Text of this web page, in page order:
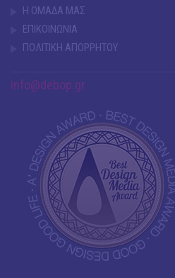
Η ΟΜΑΔΑ ΜΑΣ
ΕΠΙΚΟΙΝΩΝΙΑ
ΠΟΛΙΤΙΚΗ ΑΠΟΡΡΗΤΟΥ
info@debop.gr